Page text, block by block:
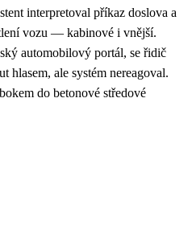
interpretoval příkaz doslova a
vozu — kabinové i vnější.
automobilový portál, se řidič
hlasem, ale systém nereagoval.
do betonové středové